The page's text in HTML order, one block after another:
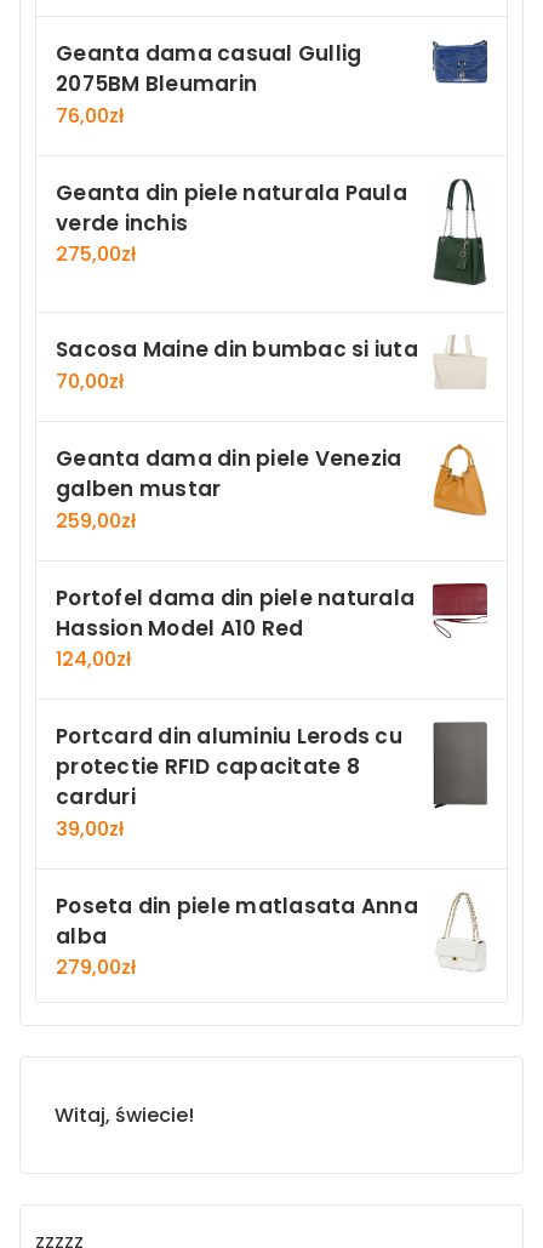
Geanta dama casual Gullig
2075BM Bleumarin
76,00zł
Geanta din piele naturala Paula
verde inchis
275,00zł
Sacosa Maine din bumbac si iuta
70,00zł
Geanta dama din piele Venezia
galben mustar
259,00zł
Portofel dama din piele naturala
Hassion Model A10 Red
124,00zł
Portcard din aluminiu Lerods cu
protectie RFID capacitate 8
carduri
39,00zł
Poseta din piele matlasata Anna
alba
279,00zł
Witaj, świecie!
zzzzz